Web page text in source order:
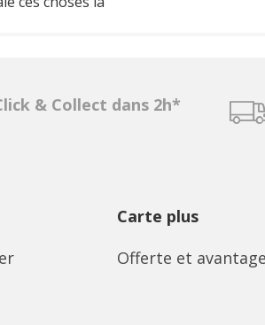
& Collect dans 2h*
Carte plus
Offerte et